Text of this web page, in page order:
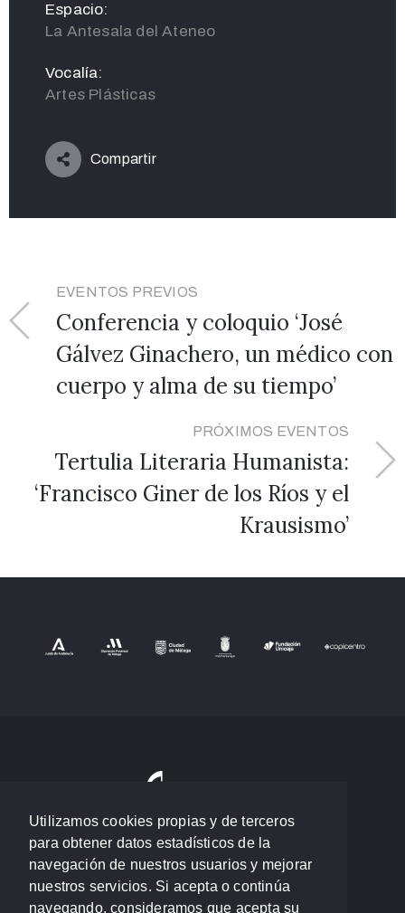
Utilizamos cookies propias y de terceros
para obtener datos estadísticos de la
navegación de nuestros usuarios y mejorar
nuestros servicios. Si acepta o continúa
navegando, consideramos que acepta su
Espacio:
La Antesala del Ateneo
Vocalía:
Artes Plásticas
Compartir
EVENTOS PREVIOS
Conferencia y coloquio ‘José
Gálvez Ginachero, un médico con
cuerpo y alma de su tiempo’
PRÓXIMOS EVENTOS
Tertulia Literaria Humanista:
‘Francisco Giner de los Ríos y el
Krausismo’